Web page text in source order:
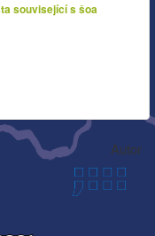
související s šoa
Autor